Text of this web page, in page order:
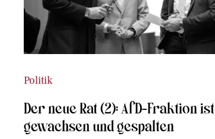
Politik
Der neue Rat (2): AfD-Fraktion ist
gewachsen und gespalten